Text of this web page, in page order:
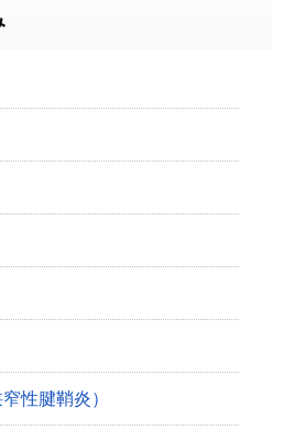
性腱鞘炎）